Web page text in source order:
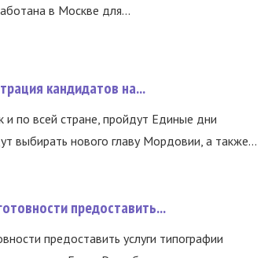
в Москве для...
кандидатов на...
по всей стране, пройдут Единые дни
выбирать нового главу Мордовии, а также...
предоставить...
предоставить услуги типографии